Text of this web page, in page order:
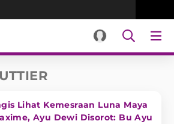
Lihat Kemesraan Luna Maya
Ayu Dewi Disorot: Bu Ayu